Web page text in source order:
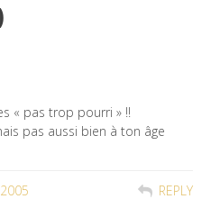
« pas trop pourri » !!
pas aussi bien à ton âge
REPLY